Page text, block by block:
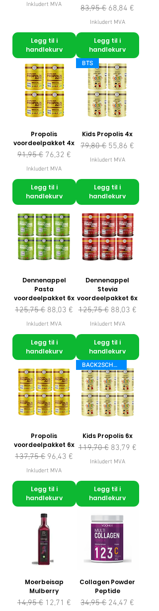
Inkludert MVA
Legg til i
handlekurv
Vanlig pris
83,95 € Salgspris
68,84 €
Inkludert MVA
Legg til i
handlekurv
Propolis
voordeelpakket 4x
Vanlig pris
91,95 € Salgspris
76,32 €
Inkludert MVA
Legg til i
handlekurv
BTS
Kids Propolis 4x
Vanlig pris
79,80 € Salgspris
55,86 €
Inkludert MVA
Legg til i
handlekurv
Dennenappel
Pasta
voordeelpakket 6x
Vanlig pris
125,75 € Salgspris
88,03 €
Inkludert MVA
Legg til i
handlekurv
Dennenappel
Stevia
voordeelpakket 6x
Vanlig pris
125,75 € Salgspris
88,03 €
Inkludert MVA
Legg til i
handlekurv
Propolis
voordeelpakket 6x
Vanlig pris
137,75 € Salgspris
96,43 €
Inkludert MVA
Legg til i
handlekurv
BACK2SCHOOL
Kids Propolis 6x
Vanlig pris
119,70 € Salgspris
83,79 €
Inkludert MVA
Legg til i
handlekurv
Moerbeisap
Mulberry
Vanlig pris
14,95 € Salgspris
12,71 €
Collagen Powder
Peptide
Vanlig pris
34,95 € Salgspris
24,47 €